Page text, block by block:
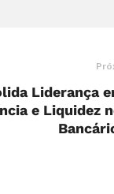
Liderança
e Liquidez